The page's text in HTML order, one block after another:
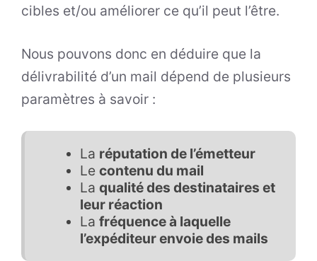
cibles et/ou améliorer ce qu’il peut l’être.
Nous pouvons donc en déduire que la
délivrabilité d’un mail dépend de plusieurs
paramètres à savoir :
La réputation de l’émetteur
Le contenu du mail
La qualité des destinataires et
leur réaction
La fréquence à laquelle
l’expéditeur envoie des mails